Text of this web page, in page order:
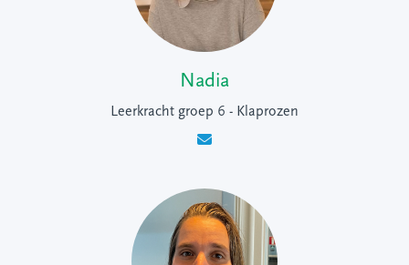
Nadia
Leerkracht groep 6 - Klaprozen